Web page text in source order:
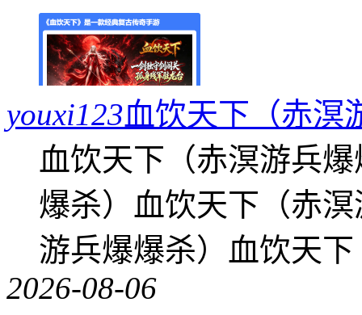
youxi123血饮天下（赤溟
血饮天下（赤溟游兵
爆杀）血饮天下（赤
游兵爆爆杀）血饮天
2026-08-06